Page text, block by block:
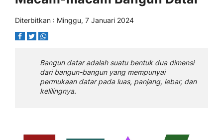
Diterbitkan : Minggu, 7 Januari 2024
Bangun datar adalah suatu bentuk dua dimensi
dari bangun-bangun yang mempunyai
permukaan datar pada luas, panjang, lebar, dan
kelilingnya.